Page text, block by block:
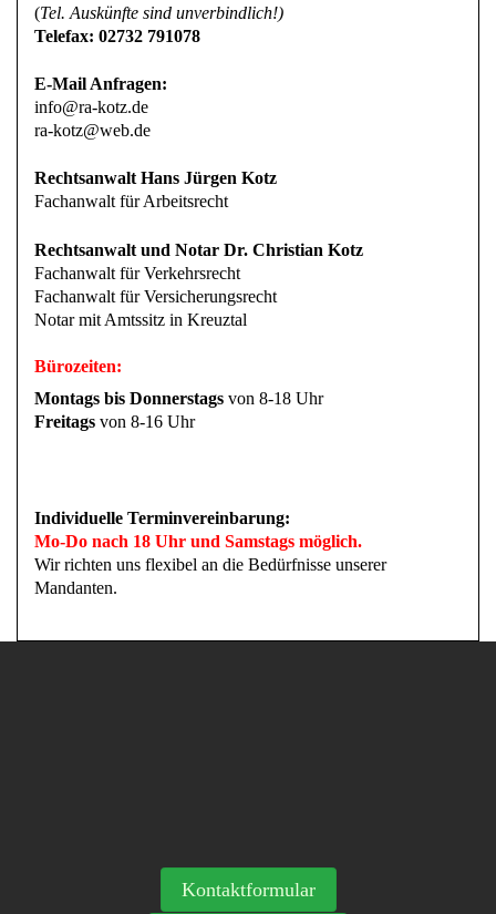
(Tel. Auskünfte sind unverbindlich!)
Telefax: 02732 791078
E-Mail Anfragen:
info@ra-kotz.de
ra-kotz@web.de
Rechtsanwalt Hans Jürgen Kotz
Fachanwalt für Arbeitsrecht
Rechtsanwalt und Notar Dr. Christian Kotz
Fachanwalt für Verkehrsrecht
Fachanwalt für Versicherungsrecht
Notar mit Amtssitz in Kreuztal
Bürozeiten:
Montags bis Donnerstags von 8-18 Uhr
Freitags von 8-16 Uhr
Individuelle Terminvereinbarung:
Mo-Do nach 18 Uhr und Samstags möglich.
Wir richten uns flexibel an die Bedürfnisse unserer
Mandanten.
Kontaktformular